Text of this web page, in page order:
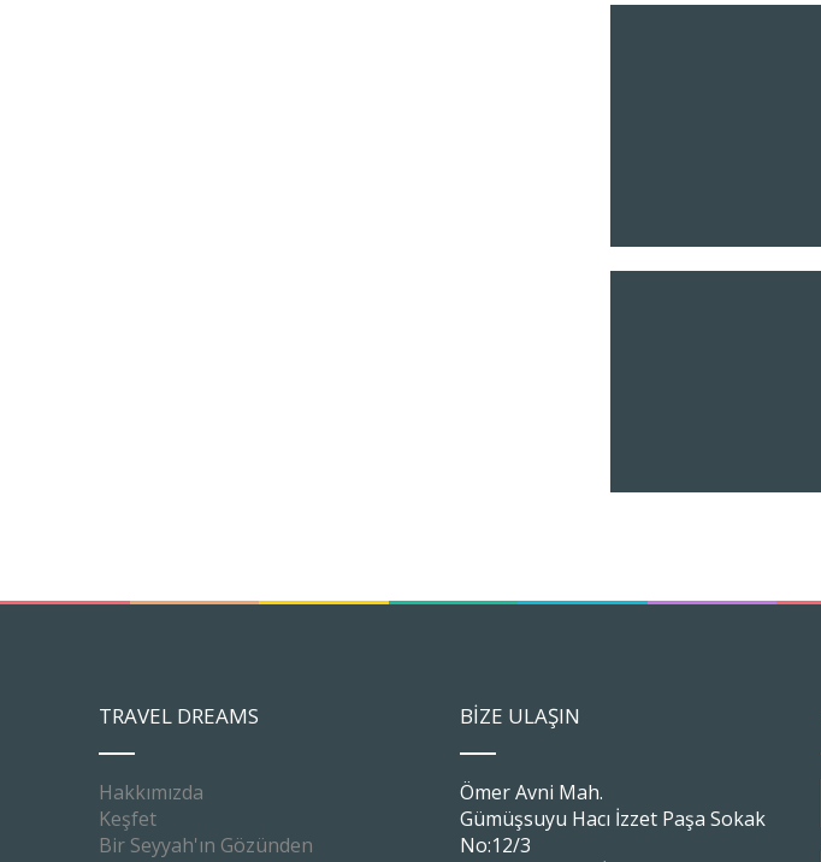
TRAVEL DREAMS
Hakkımızda
Keşfet
Bir Seyyah'ın Gözünden
BİZE ULAŞIN
Ömer Avni Mah.
Gümüşsuyu Hacı İzzet Paşa Sokak
No:12/3